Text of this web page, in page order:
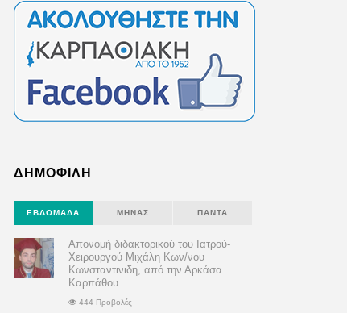
ΔΗΜΟΦΙΛΗ
ΕΒΔΟΜΆΔΑ ΜΉΝΑΣ ΠΆΝΤΑ
Απονομή διδακτορικού του Ιατρού-
Χειρουργού Μιχάλη Κων/νου
Κωνσταντινιδη, από την Αρκάσα
Καρπάθου
444 Προβολές